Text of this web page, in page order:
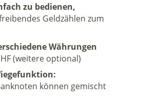
zu bedienen,
Geldzählen zum
Währungen
(weitere optional)
können gemischt